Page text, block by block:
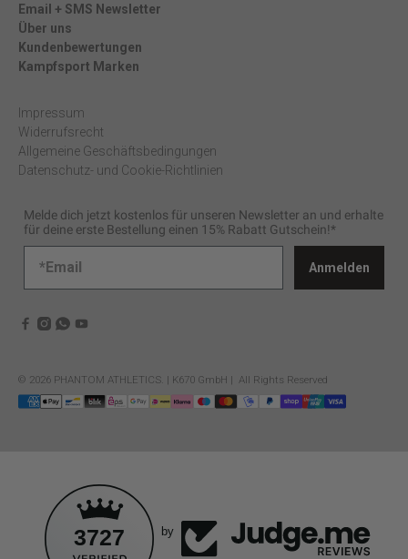
Email + SMS Newsletter
Über uns
Kundenbewertungen
Kampfsport Marken
Impressum
Widerrufsrecht
Allgemeine Geschäftsbedingungen
Datenschutz- und Cookie-Richtlinien
Melde dich jetzt kostenlos für unseren Newsletter an und erhalte
für deine erste Bestellung einen 15% Rabatt Gutschein!*
Anmelden
© 2026 PHANTOM ATHLETICS. | K670 GmbH | All Rights Reserved
3727 by